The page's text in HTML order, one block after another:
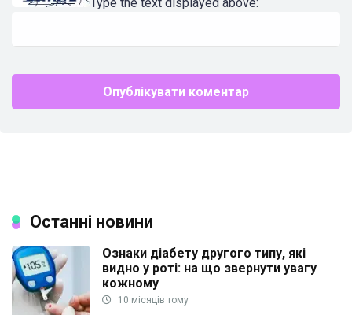
Type the text displayed above:
Останні новини
Ознаки діабету другого типу, які
видно у роті: на що звернути увагу
кожному
10 місяців тому